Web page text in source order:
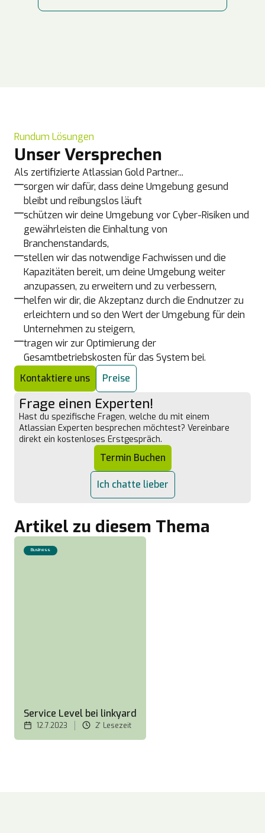
Rundum Lösungen
Unser Versprechen
Als zertifizierte Atlassian Gold Partner...
sorgen wir dafür, dass deine Umgebung gesund
bleibt und reibungslos läuft
schützen wir deine Umgebung vor Cyber-Risiken und
gewährleisten die Einhaltung von
Branchenstandards,
stellen wir das notwendige Fachwissen und die
Kapazitäten bereit, um deine Umgebung weiter
anzupassen, zu erweitern und zu verbessern,
helfen wir dir, die Akzeptanz durch die Endnutzer zu
erleichtern und so den Wert der Umgebung für dein
Unternehmen zu steigern,
tragen wir zur Optimierung der
Gesamtbetriebskosten für das System bei.
Kontaktiere uns
Preise
Frage einen Experten!
Hast du spezifische Fragen, welche du mit einem
Atlassian Experten besprechen möchtest? Vereinbare
direkt ein kostenloses Erstgespräch.
Termin Buchen
Ich chatte lieber
Artikel zu diesem Thema
Business
Service Level bei linkyard
12.7.2023 2' Lesezeit